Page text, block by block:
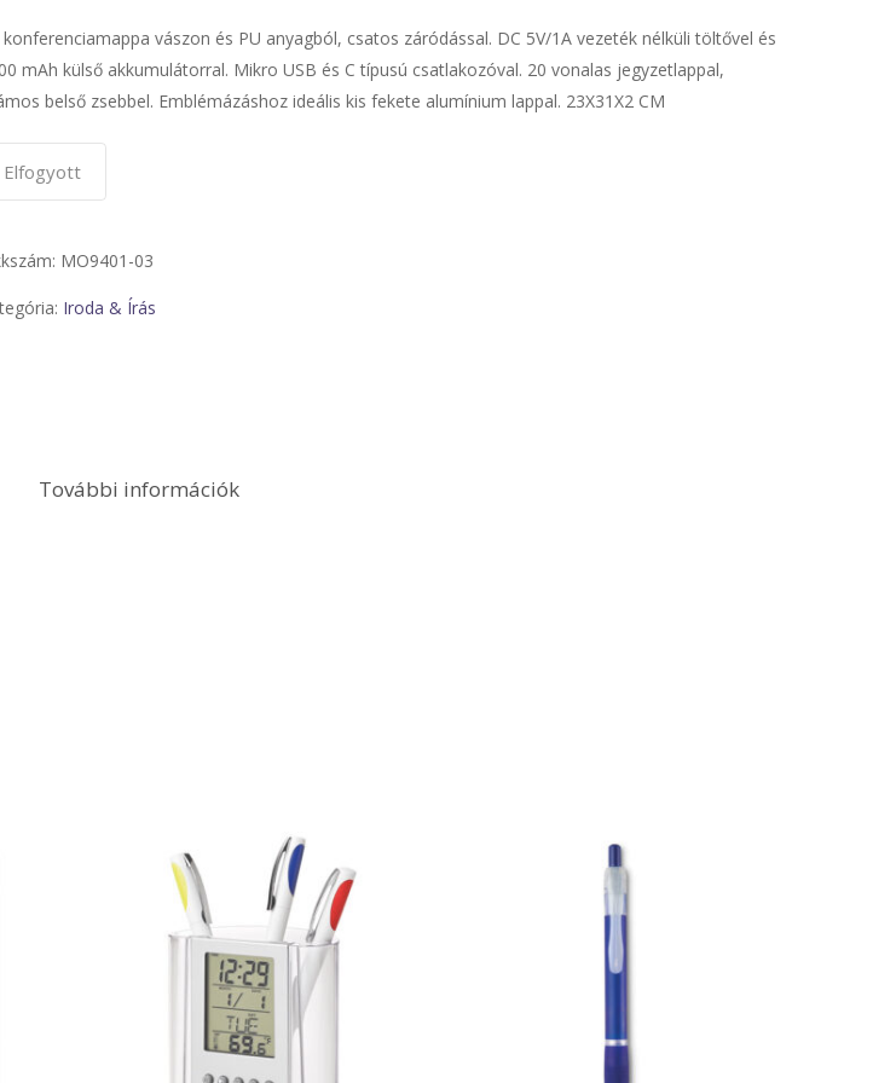
konferenciamappa vászon és PU anyagból, csatos záródással. DC 5V/1A vezeték nélküli töltővel és
mAh külső akkumulátorral. Mikro USB és C típusú csatlakozóval. 20 vonalas jegyzetlappal,
belső zsebbel. Emblémázáshoz ideális kis fekete alumínium lappal. 23X31X2 CM
Elfogyott
MO9401-03
Iroda & Írás
További információk